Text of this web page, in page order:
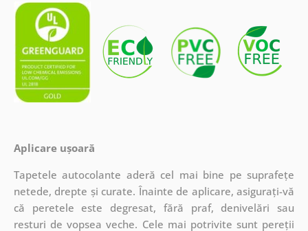
Aplicare ușoară
Tapetele autocolante aderă cel mai bine pe suprafețe
netede, drepte și curate. Înainte de aplicare, asigurați-vă
că peretele este degresat, fără praf, denivelări sau
resturi de vopsea veche. Cele mai potrivite sunt pereții